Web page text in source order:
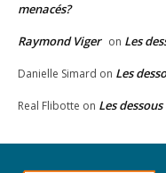
menacés?
Raymond Viger on Les
Danielle Simard on Les
Real Flibotte on Les